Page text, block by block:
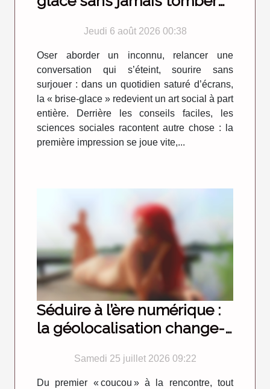
Jeudi 6 août 2026 00:38
Oser aborder un inconnu, relancer une
conversation qui s’éteint, sourire sans
surjouer : dans un quotidien saturé d’écrans,
la « brise-glace » redevient un art social à part
entière. Derrière les conseils faciles, les
sciences sociales racontent autre chose : la
première impression se joue vite,...
Séduire à l’ère numérique :
la géolocalisation change-
Samedi 25 juillet 2026 09:22
Du premier « coucou » à la rencontre, tout